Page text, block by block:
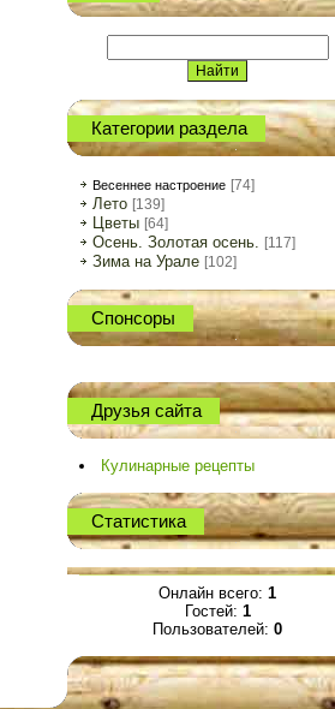
Категории раздела
Весеннее настроение [74]
Лето [139]
Цветы [64]
Осень. Золотая осень. [117]
Зима на Урале [102]
Спонсоры
Друзья сайта
Кулинарные рецепты
Статистика
Онлайн всего: 1
Гостей: 1
Пользователей: 0